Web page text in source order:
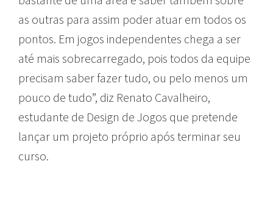
as outras para assim poder atuar em todos os
pontos. Em jogos independentes chega a ser
até mais sobrecarregado, pois todos da equipe
precisam saber fazer tudo, ou pelo menos um
pouco de tudo”, diz Renato Cavalheiro,
estudante de Design de Jogos que pretende
lançar um projeto próprio após terminar seu
curso.